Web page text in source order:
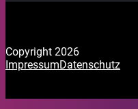
Copyright 2026
ImpressumDatenschutz